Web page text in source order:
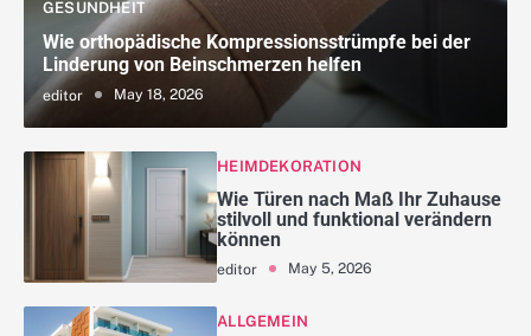
GESUNDHEIT
Wie orthopädische Kompressionsstrümpfe bei der
Linderung von Beinschmerzen helfen
editor May 18, 2026
HEIMDEKORATION
Wie Türen nach Maß Ihr Zuhause
stilvoll und funktional verändern
können
editor May 5, 2026
ALLGEMEIN